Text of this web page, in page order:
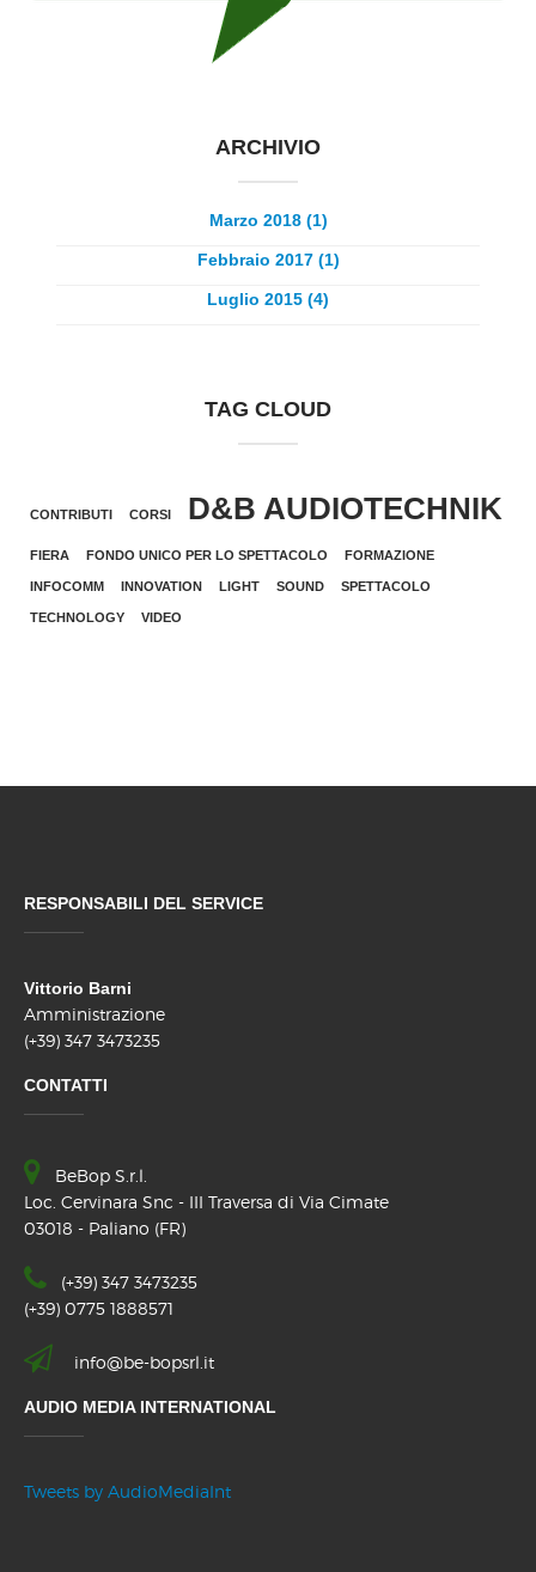
ARCHIVIO
Marzo 2018 (1)
Febbraio 2017 (1)
Luglio 2015 (4)
TAG CLOUD
CONTRIBUTI CORSI D&B AUDIOTECHNIK
FIERA FONDO UNICO PER LO SPETTACOLO FORMAZIONE
INFOCOMM INNOVATION LIGHT SOUND SPETTACOLO
TECHNOLOGY VIDEO
RESPONSABILI DEL SERVICE
Vittorio Barni
Amministrazione
(+39) 347 3473235
CONTATTI
BeBop S.r.l.
Loc. Cervinara Snc - III Traversa di Via Cimate
03018 - Paliano (FR)
(+39) 347 3473235
(+39) 0775 1888571
info@be-bopsrl.it
AUDIO MEDIA INTERNATIONAL
Tweets by AudioMediaInt